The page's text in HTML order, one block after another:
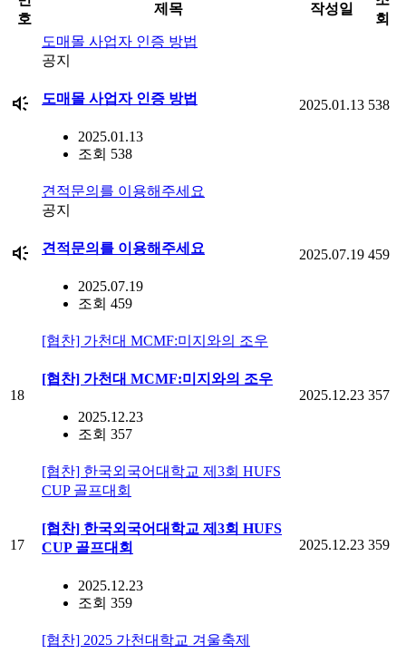
호
제목 작성일
회
brand_awareness
도매몰 사업자 인증 방법
공지
도매몰 사업자 인증 방법
2025.01.13
조회 538
2025.01.13 538
brand_awareness
견적문의를 이용해주세요
공지
견적문의를 이용해주세요
2025.07.19
조회 459
2025.07.19 459
18
[협찬] 가천대 MCMF:미지와의 조우
[협찬] 가천대 MCMF:미지와의 조우
2025.12.23
조회 357
2025.12.23 357
17
[협찬] 한국외국어대학교 제3회 HUFS
CUP 골프대회
[협찬] 한국외국어대학교 제3회 HUFS
CUP 골프대회
2025.12.23
조회 359
2025.12.23 359
[협찬] 2025 가천대학교 겨울축제